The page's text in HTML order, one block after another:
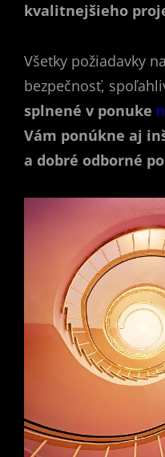
kvalitnejšieho
Všetky požiadavky
bezpečnosť,
splnené v ponuke
Vám ponúkne aj
a dobré odborné